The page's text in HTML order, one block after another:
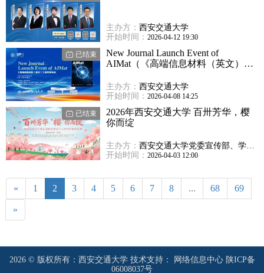
主办方： 西安交通大学
开始时间： 2026-04-12 19:30
已结束
New Journal Launch Event of
AIMat（《高端信息材料（英文）》
主办方： 西安交通大学
开始时间： 2026-04-08 14:25
已结束
2026年西安交通大学 百卅芳华，樱
你而绽
主办方： 西安交通大学党委宣传部、学生
电视台
开始时间： 2026-04-03 12:00
« 1 2 3 4 5 6 7 8 ... 68 69
»
2026 © 版权所有：西安交通大学 技术支持： 网络信息中心 陕ICP备
06008037号